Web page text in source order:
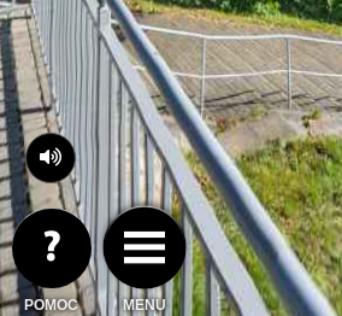
MENU
POMOC